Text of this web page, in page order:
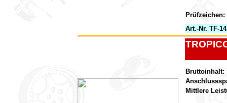
Prüfzeichen:
Art.-Nr. TF-
Bruttoinhalt:
Mittlere